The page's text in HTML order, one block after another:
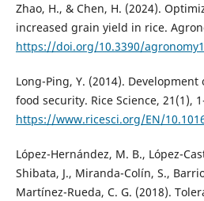
Zhao, H., & Chen, H. (2024).
increased grain yield in rice.
https://doi.org/10.3390/
Long-Ping, Y. (2014).
food security. Rice Science, 21(1),
https://www.ricesci.org/EN/
López-Hernández, M. B., López-
Shibata, J., Miranda-Colín, S.,
Martínez-Rueda, C. G. (2018).